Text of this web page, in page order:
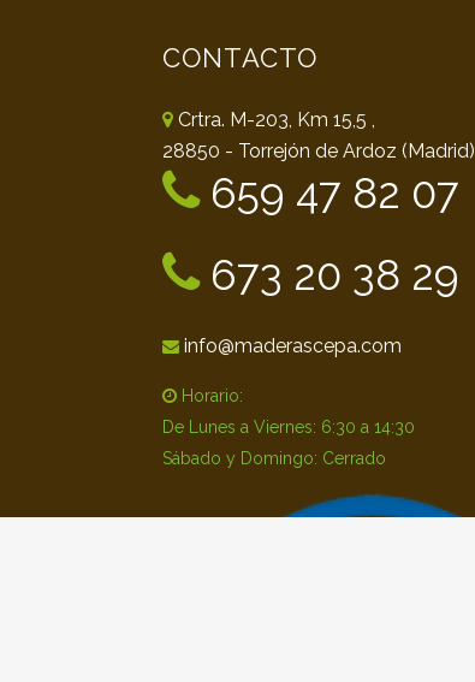
CONTACTO
Crtra. M-203, Km 15,5 ,
28850 - Torrejón de Ardoz (Madrid)
659 47 82 07
673 20 38 29
info@maderascepa.com
Horario:
De Lunes a Viernes: 6:30 a 14:30
Sábado y Domingo: Cerrado